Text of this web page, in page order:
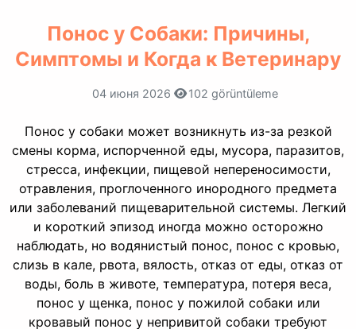
Понос у Собаки: Причины,
Симптомы и Когда к Ветеринару
04 июня 2026 102 görüntüleme
Понос у собаки может возникнуть из-за резкой
смены корма, испорченной еды, мусора, паразитов,
стресса, инфекции, пищевой непереносимости,
отравления, проглоченного инородного предмета
или заболеваний пищеварительной системы. Легкий
и короткий эпизод иногда можно осторожно
наблюдать, но водянистый понос, понос с кровью,
слизь в кале, рвота, вялость, отказ от еды, отказ от
воды, боль в животе, температура, потеря веса,
понос у щенка, понос у пожилой собаки или
кровавый понос у непривитой собаки требуют